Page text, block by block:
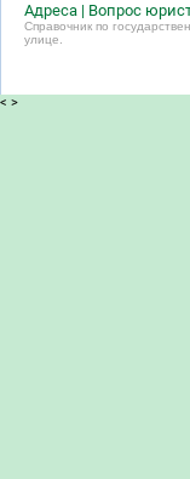
Адреса | Вопрос
Справочник по
улице.
< >